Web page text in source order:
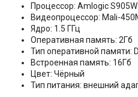
Процессор: Amlogic
Видеопроцессор: Mali-
Ядро: 1.5 ГГц
Оперативная память: 2Гб
Тип оперативной памяти:
Встроенная память: 16Гб
Цвет: Чёрный
Тип питания: внешний